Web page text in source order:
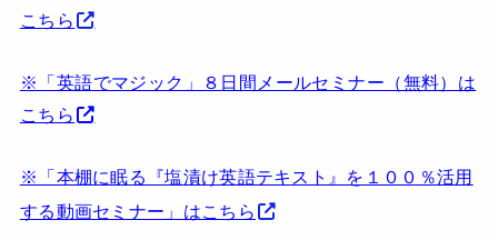
こちら
※「英語でマジック」８日間メールセミナー（無料）は
こちら
※「本棚に眠る『塩漬け英語テキスト』を１００％活用
する動画セミナー」はこちら